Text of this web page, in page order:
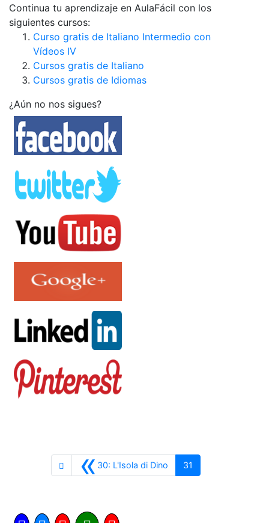
Continua tu aprendizaje en AulaFácil con los
siguientes cursos:
Curso gratis de Italiano Intermedio con
Vídeos IV
Cursos gratis de Italiano
Cursos gratis de Idiomas
¿Aún no nos sigues?
«30: L'Isola di DinoAnterior
31